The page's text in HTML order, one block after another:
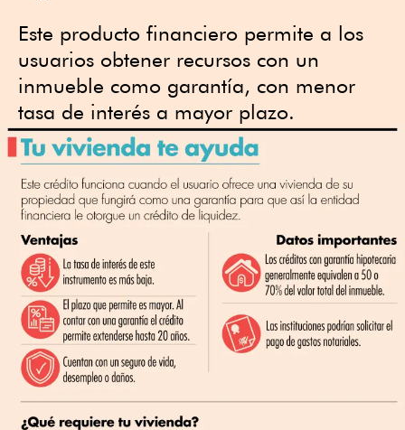
Este producto financiero permite a los
usuarios obtener recursos con un
inmueble como garantía, con menor
tasa de interés a mayor plazo.